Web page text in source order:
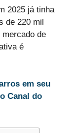
2025 já tinha
de 220 mil
de
é
em seu
Canal do